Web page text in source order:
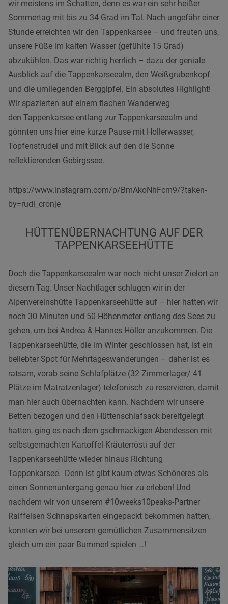
wir meistens im Schatten, denn es war ein sehr heißer
Sommertag mit bis zu 34 Grad im Tal. Nach ungefähr einer
Stunde erreichten wir den Tappenkarsee – und freuten uns,
unsere Füße im kalten Wasser (gefühlte 15 Grad)
abzukühlen. Das war richtig herrlich – dazu der geniale
Ausblick auf die Tappenkarseealm, den Weißgrubenkopf
und die umliegenden Berggipfel. Ein absolutes Highlight!
Wir spazierten auf einem flachen Wanderweg
den Tappenkarsee entlang zur Tappenkarseealm und
gönnten uns hier eine kurze Pause mit Hollerwasser,
Topfenstrudel und mit Blick auf den die Sonne
reflektierenden Gebirgssee.
https://www.instagram.com/p/BmAkoNhFcm9/?taken-
by=rudi_cronje
HÜTTENÜBERNACHTUNG AUF DER
TAPPENKARSEEHÜTTE
Doch die Tappenkarseealm war noch nicht unser Zielort an
diesem Tag. Unser Nachtlager schlugen wir in der
Alpenvereinshütte Tappenkarseehütte auf – hier hatten wir
noch 30 Minuten und 50 Höhenmeter entlang des Sees zu
gehen, um bei Andrea & Hannes Höller anzukommen. Die
Tappenkarseehütte, die im Winter geschlossen hat, ist ein
beliebter Spot für Mehrtageswanderungen – daher ist es
ratsam, vorab seine Schlafplätze (32 Zimmerlager/ 41
Plätze im Matratzenlager) telefonisch zu reservieren, damit
man hier auch übernachten kann. Nachdem wir unsere
Betten bezogen und den Hüttenschlafsack bereitgelegt
hatten, ging es nach dem gschmackigen Abendessen mit
selbstgemachten Kartoffel-Kräuterrösti auf der
Tappenkarseehütte wieder hinaus Richtung
Tappenkarsee. Denn ist gibt kaum etwas Schöneres als
einen Sonnenuntergang genau hier zu erleben! Und
nachdem wir von unserem #10weeks10peaks-Partner
Raiffeisen Schnapskarten eingepackt bekommen hatten,
konnten wir bei unserem gemütlichen Zusammensitzen
gleich um ein paar Bummerl spielen …!